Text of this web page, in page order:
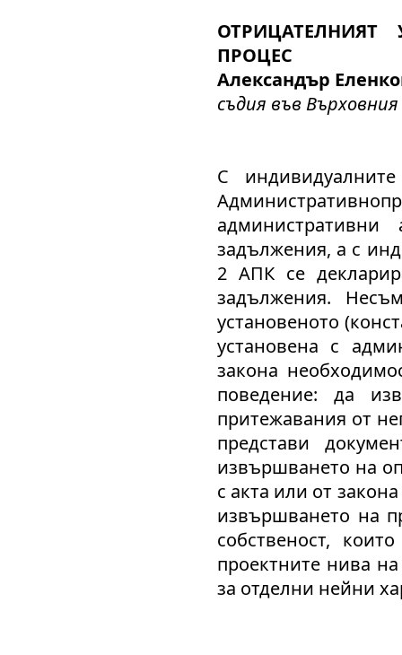
ПРОЦЕС
Александър
съдия във
С
задължения, а с
2 АПК се
задължения.
установеното
установена с
закона
поведение: да
притежавания от
представи
извършването на
с акта или от
извършването на
собственост,
проектните нива
за отделни нейни